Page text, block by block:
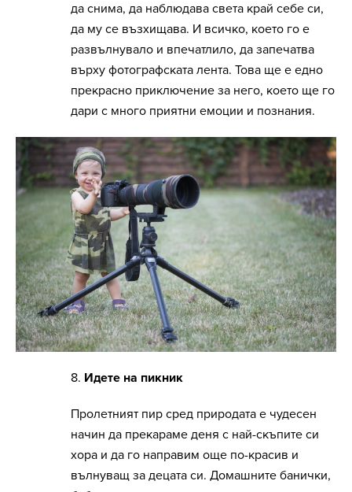
да снима, да наблюдава света край себе си,
да му се възхищава. И всичко, което го е
развълнувало и впечатлило, да запечатва
върху фотографската лента. Това ще е едно
прекрасно приключение за него, което ще го
дари с много приятни емоции и познания.
8. Идете на пикник
Пролетният пир сред природата е чудесен
начин да прекараме деня с най-скъпите си
хора и да го направим още по-красив и
вълнуващ за децата си. Домашните банички,